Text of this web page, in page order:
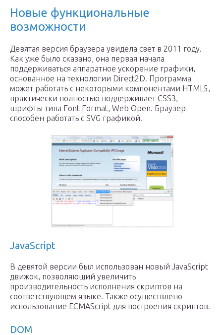
Новые функциональные
возможности
Девятая версия браузера увидела свет в 2011 году.
Как уже было сказано, она первая начала
поддерживаться аппаратное ускорение графики,
основанное на технологии Direct2D. Программа
может работать с некоторыми компонентами HTML5,
практически полностью поддерживает CSS3,
шрифты типа Font Format, Web Open. Браузер
способен работать с SVG графикой.
JavaScript
В девятой версии был использован новый JavaScript
движок, позволяющий увеличить
производительность исполнения скриптов на
соответствующем языке. Также осуществлено
использование ECMAScript для построения скриптов.
DOM